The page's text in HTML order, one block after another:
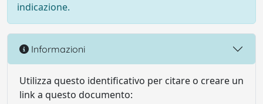
indicazione.
Informazioni
Utilizza questo identificativo per citare o creare un
link a questo documento: